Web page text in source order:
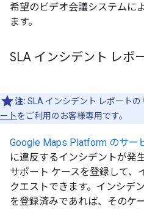
希望のビデオ会議システムに
ます。
SLA インシデント レポ
注: SLA インシデント レポートの
ートをご利用のお客様専用です。
Google Maps Platform のサー
に違反するインシデントが発
サポート ケースを登録して、
クエストできます。インシデ
を登録済みであれば、そのケ